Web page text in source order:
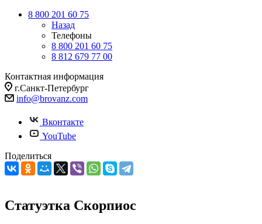
8 800 201 60 75
Назад
Телефоны
8 800 201 60 75
8 812 679 77 00
Контактная информация
г.Санкт-Петербург
info@brovanz.com
Вконтакте
YouTube
Поделиться
Статуэтка Скорпиос